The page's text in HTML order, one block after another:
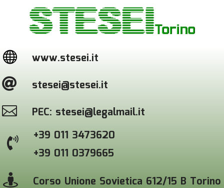
 www.stesei.it
 stesei@stesei.it
 PEC: stesei@legalmail.it

+39 011 3473620
+39 011 0379665
 Corso Unione Sovietica 612/15 B Torino